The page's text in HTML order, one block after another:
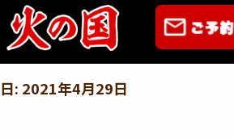
テ
ン
ツ
へ
日: 2021年4月29日